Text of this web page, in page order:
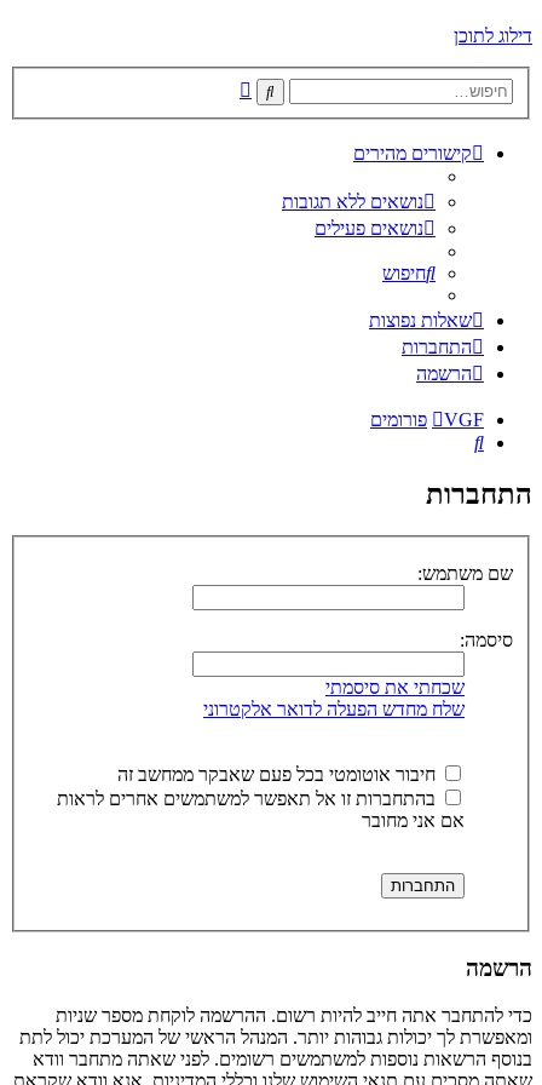
דילוג לתוכן
חיפוש
קישורים מהירים
נושאים ללא תגובות
נושאים פעילים
חיפוש
שאלות נפוצות
התחברות
הרשמה
VGF
פורומים
חיפוש
התחברות
שם משתמש:
סיסמה:
שכחתי את סיסמתי
שלח מחדש הפעלה לדואר אלקטרוני
חיבור אוטומטי בכל פעם שאבקר ממחשב זה
בהתחברות זו אל תאפשר למשתמשים אחרים לראות
אם אני מחובר
הרשמה
כדי להתחבר אתה חייב להיות רשום. ההרשמה לוקחת מספר שניות
ומאפשרת לך יכולות גבוהות יותר. המנהל הראשי של המערכת יכול לתת
בנוסף הרשאות נוספות למשתמשים רשומים. לפני שאתה מתחבר וודא
שאתה מסכים עם תנאי השימוש שלנו וכללי המדיניות. אנא וודא שקראת